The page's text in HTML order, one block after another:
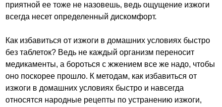
приятной ее тоже не назовешь, ведь ощущение изжоги
всегда несет определенный дискомфорт.
Как избавиться от изжоги в домашних условиях быстро
без таблеток? Ведь не каждый организм переносит
медикаменты, а бороться с жжением все же надо, чтобы
оно поскорее прошло. К методам, как избавиться от
изжоги в домашних условиях быстро и навсегда
относятся народные рецепты по устранению изжоги,